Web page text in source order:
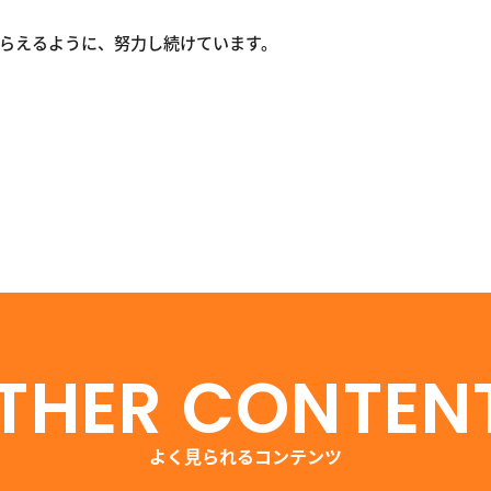
えるように、 努力し続けています。
よく見られるコンテンツ